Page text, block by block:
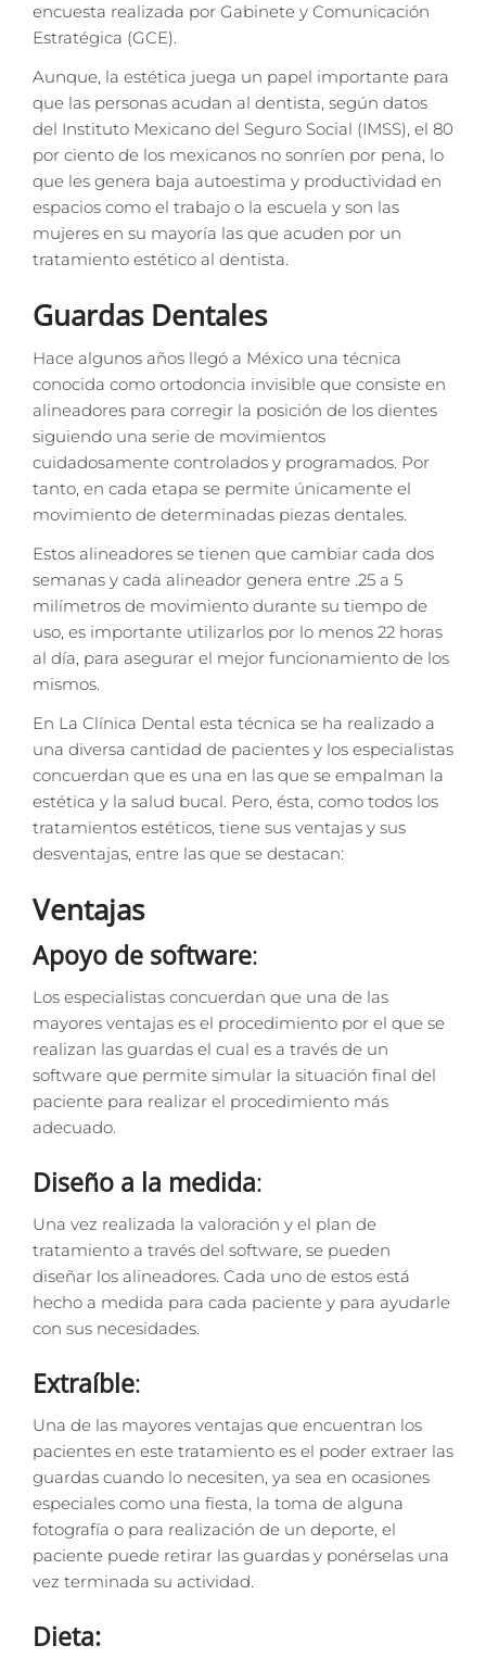
encuesta realizada por Gabinete y Comunicación
Estratégica (GCE).
Aunque, la estética juega un papel importante para
que las personas acudan al dentista, según datos
del Instituto Mexicano del Seguro Social (IMSS), el 80
por ciento de los mexicanos no sonríen por pena, lo
que les genera baja autoestima y productividad en
espacios como el trabajo o la escuela y son las
mujeres en su mayoría las que acuden por un
tratamiento estético al dentista.
Guardas Dentales
Hace algunos años llegó a México una técnica
conocida como ortodoncia invisible que consiste en
alineadores para corregir la posición de los dientes
siguiendo una serie de movimientos
cuidadosamente controlados y programados. Por
tanto, en cada etapa se permite únicamente el
movimiento de determinadas piezas dentales.
Estos alineadores se tienen que cambiar cada dos
semanas y cada alineador genera entre .25 a 5
milímetros de movimiento durante su tiempo de
uso, es importante utilizarlos por lo menos 22 horas
al día, para asegurar el mejor funcionamiento de los
mismos.
En La Clínica Dental esta técnica se ha realizado a
una diversa cantidad de pacientes y los especialistas
concuerdan que es una en las que se empalman la
estética y la salud bucal. Pero, ésta, como todos los
tratamientos estéticos, tiene sus ventajas y sus
desventajas, entre las que se destacan:
Ventajas
Apoyo de software:
Los especialistas concuerdan que una de las
mayores ventajas es el procedimiento por el que se
realizan las guardas el cual es a través de un
software que permite simular la situación final del
paciente para realizar el procedimiento más
adecuado.
Diseño a la medida:
Una vez realizada la valoración y el plan de
tratamiento a través del software, se pueden
diseñar los alineadores. Cada uno de estos está
hecho a medida para cada paciente y para ayudarle
con sus necesidades.
Extraíble:
Una de las mayores ventajas que encuentran los
pacientes en este tratamiento es el poder extraer las
guardas cuando lo necesiten, ya sea en ocasiones
especiales como una fiesta, la toma de alguna
fotografía o para realización de un deporte, el
paciente puede retirar las guardas y ponérselas una
vez terminada su actividad.
Dieta: